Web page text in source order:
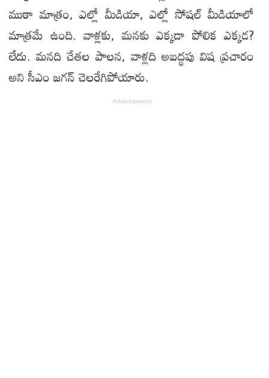
ముఠా మాత్రం, ఎల్లో మీడియా, ఎల్లో సోషల్‌ మీడియాలో
మాత్రమే ఉంది. వాళ్లకు, మనకు ఎక్కడా పోలిక ఎక్క‌డ‌?
లేదు. మనది చేతల పాలన, వాళ్లది అబద్ధపు విష ప్రచారం
అని సీఎం జ‌గ‌న్ చెల‌రేగిపోయారు.